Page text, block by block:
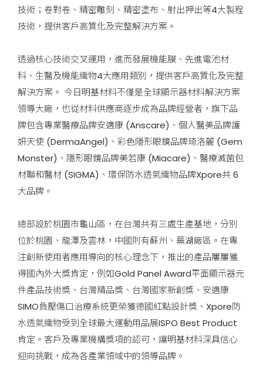
技術；卷對卷、精密雕刻、精密塗布、射出押出等4大製程
技術，提供客戶高質化及完整解決方案。
透過核心技術交叉運用，進而發展機能膜、先進電池材
料、生醫及機能織物4大應用類別，提供客戶高質化及完整
解決方案。 今日明基材料不僅是全球顯示器材料解決方案
領導大廠，也從材料供應商逐步成為品牌經營者，旗下品
牌包含專業醫療品牌安適康 (Anscare)、個人醫美品牌護
妍天使 (DermaAngel)、彩色隱形眼鏡品牌琦洛麗 (Gem
Monster)、隱形眼鏡品牌美若康 (Miacare)、醫療滅菌包
材聯和醫材 (SIGMA)、環保防水透氣織物品牌Xpore共 6
大品牌。
總部設於桃園市龜山區，在台灣共有三處生產基地，分別
位於桃園、龍潭及雲林，中國則有蘇州、蕪湖廠區。在專
注創新使用者應用導向的核心理念下，推出的產品屢屢獲
得國內外大獎肯定，例如Gold Panel Award平面顯示器元
件產品技術獎、台灣精品獎、台灣國家新創獎、安適康
SIMO負壓傷口治療系統更榮獲德國紅點設計獎、Xpore防
水透氣織物受到全球最大運動用品展ISPO Best Product
肯定。客戶及專業機構獎項的認可，讓明基材料深具信心
迎向挑戰，成為各產業領域中的領導品牌。